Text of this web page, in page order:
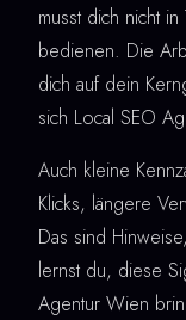
musst dich nicht
bedienen. Die
dich auf dein
sich Local SEO
Auch kleine
Klicks, längere
Das sind
lernst du, diese
Agentur Wien